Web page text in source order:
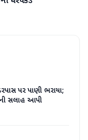
પર પાણી ભરાયા;
સલાહ આપી